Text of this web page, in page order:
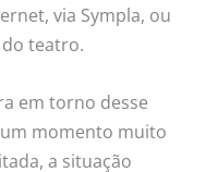
via Sympla, ou
teatro.
em torno desse
momento muito
a situação